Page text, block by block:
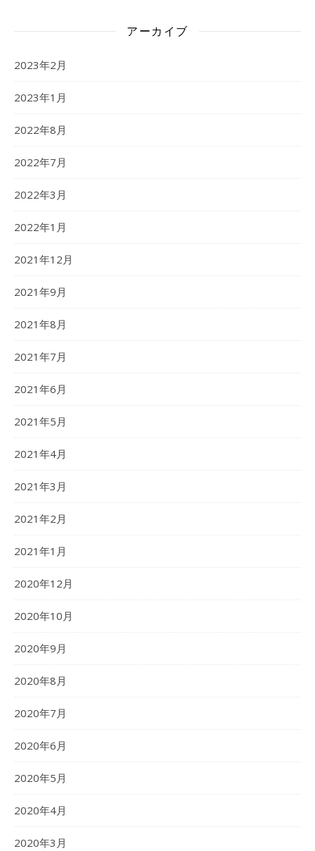
アーカイブ
2023年2月
2023年1月
2022年8月
2022年7月
2022年3月
2022年1月
2021年12月
2021年9月
2021年8月
2021年7月
2021年6月
2021年5月
2021年4月
2021年3月
2021年2月
2021年1月
2020年12月
2020年10月
2020年9月
2020年8月
2020年7月
2020年6月
2020年5月
2020年4月
2020年3月